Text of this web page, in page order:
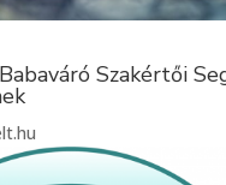
Szakértői